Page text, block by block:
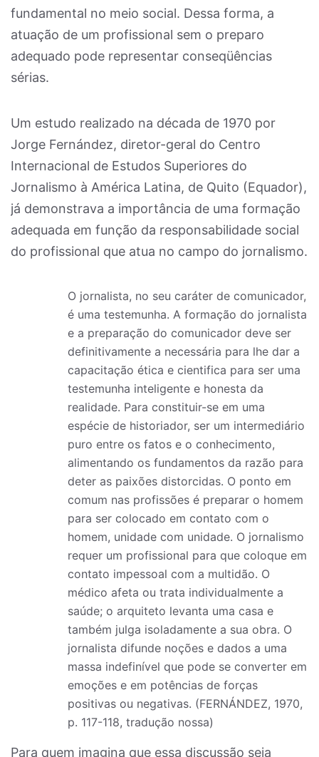
fundamental no meio social. Dessa forma, a
atuação de um profissional sem o preparo
adequado pode representar conseqüências
sérias.
Um estudo realizado na década de 1970 por
Jorge Fernández, diretor-geral do Centro
Internacional de Estudos Superiores do
Jornalismo à América Latina, de Quito (Equador),
já demonstrava a importância de uma formação
adequada em função da responsabilidade social
do profissional que atua no campo do jornalismo.
O jornalista, no seu caráter de comunicador,
é uma testemunha. A formação do jornalista
e a preparação do comunicador deve ser
definitivamente a necessária para lhe dar a
capacitação ética e cientifica para ser uma
testemunha inteligente e honesta da
realidade. Para constituir-se em uma
espécie de historiador, ser um intermediário
puro entre os fatos e o conhecimento,
alimentando os fundamentos da razão para
deter as paixões distorcidas. O ponto em
comum nas profissões é preparar o homem
para ser colocado em contato com o
homem, unidade com unidade. O jornalismo
requer um profissional para que coloque em
contato impessoal com a multidão. O
médico afeta ou trata individualmente a
saúde; o arquiteto levanta uma casa e
também julga isoladamente a sua obra. O
jornalista difunde noções e dados a uma
massa indefinível que pode se converter em
emoções e em potências de forças
positivas ou negativas. (FERNÁNDEZ, 1970,
p. 117-118, tradução nossa)
Para quem imagina que essa discussão seja